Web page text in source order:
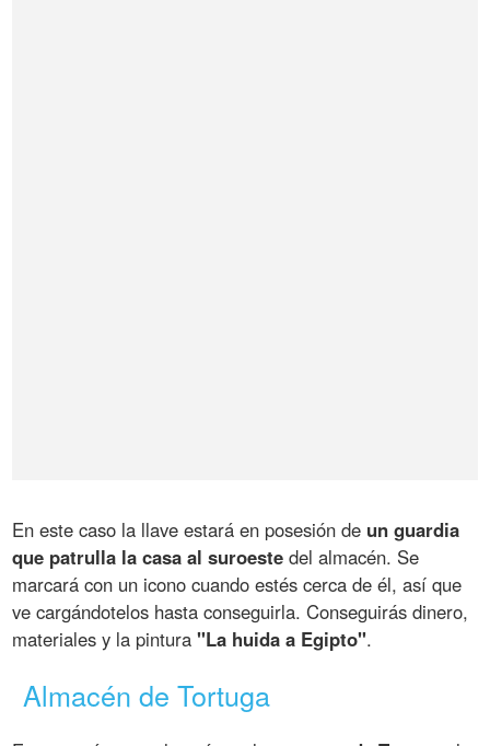
En este caso la llave estará en posesión de un guardia
que patrulla la casa al suroeste del almacén. Se
marcará con un icono cuando estés cerca de él, así que
ve cargándotelos hasta conseguirla. Conseguirás dinero,
materiales y la pintura"La huida a Egipto".
Almacén de Tortuga